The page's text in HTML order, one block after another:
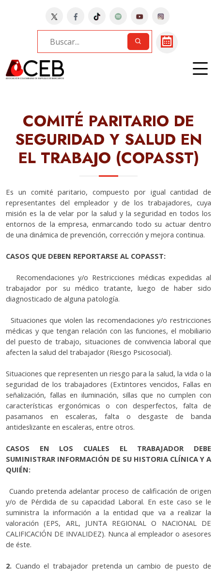
Bancos
CREZCAMOS | COPASST
COMITÉ PARITARIO DE
SEGURIDAD Y SALUD EN
EL TRABAJO (COPASST)
Es un comité paritario, compuesto por igual cantidad de
representantes del empleador y de los trabajadores, cuya
misión es la de velar por la salud y la seguridad en todos los
entornos de la empresa, enmarcando todo su actuar dentro
de una dinámica de prevención, corrección y mejora continua.
CASOS QUE DEBEN REPORTARSE AL COPASST:
Recomendaciones y/o Restricciones médicas expedidas al
trabajador por su médico tratante, luego de haber sido
diagnosticado de alguna patología.
Situaciones que violen las recomendaciones y/o restricciones
médicas y que tengan relación con las funciones, el mobiliario
del puesto de trabajo, situaciones de convivencia laboral que
afecten la salud del trabajador (Riesgo Psicosocial).
Situaciones que representen un riesgo para la salud, la vida o la
seguridad de los trabajadores (Extintores vencidos, Fallas en
señalización, fallas en iluminación, sillas que no cumplen con
características ergonómicas o con desperfectos, falta de
pasamanos en escaleras, falta o desgaste de banda
antideslizante en escaleras, entre otros.
CASOS EN LOS CUALES EL TRABAJADOR DEBE
SUMINISTRAR INFORMACIÓN DE SU HISTORIA CLÍNICA Y A
QUIÉN:
Cuando pretenda adelantar proceso de calificación de origen
y/o de Pérdida de su capacidad Laboral. En este caso se le
suministra la información a la entidad que va a realizar la
valoración (EPS, ARL, JUNTA REGIONAL O NACIONAL DE
CALIFICACIÓN DE INVALIDEZ). Nunca al empleador o asesores
de éste.
2. Cuando el trabajador pretenda un cambio de puesto de